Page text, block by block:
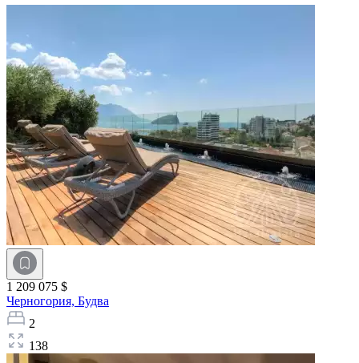
1 209 075 $
Черногория, Будва
2
138